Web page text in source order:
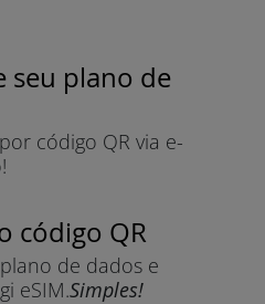
seu plano de
código QR via e-
código QR
de dados e
eSIM.Simples!